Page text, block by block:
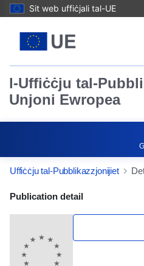
Sit web uffiċjali tal-UE
l-Uffiċċju tal-
Unjoni Ewropea
Uffiċċju tal-Pubblikazzjonijiet
Publication Detail
Publication detail